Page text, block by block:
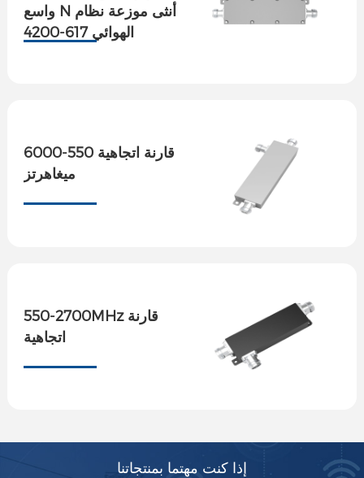
واسع N أنثى موزعة نظام
الهوائي 617-4200
قارنة اتجاهية 550-6000
ميغاهرتز
550-2700MHz قارنة
اتجاهية
إذا كنت مهتما بمنتجاتنا